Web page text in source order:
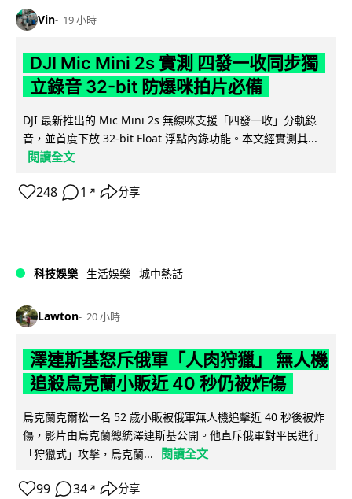
Vin 19 小時
DJI Mic Mini 2s 實測 四發一收同步獨
立錄音 32-bit 防爆咪拍片必備
DJI 最新推出的 Mic Mini 2s 無線咪支援「四發一收」分軌錄
音，並首度下放 32-bit Float 浮點內錄功能。本文經實測其...
閱讀全文
248 1 ↗ 分享
科技娛樂 生活娛樂 城中熱話
Lawton 20 小時
澤連斯基怒斥俄軍「人肉狩獵」 無人機
追殺烏克蘭小販近 40 秒仍被炸傷
烏克蘭克爾松一名 52 歲小販被俄軍無人機追擊近 40 秒後被炸
傷，影片由烏克蘭總統澤連斯基公開。他直斥俄軍對平民進行
「狩獵式」攻擊，烏克蘭...
閱讀全文
99 34 ↗ 分享